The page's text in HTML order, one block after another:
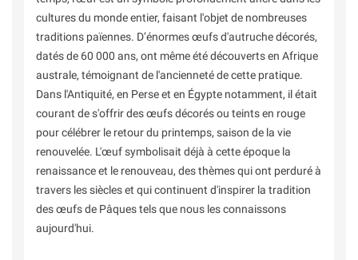
cultures du monde entier, faisant l'objet de nombreuses
traditions païennes. D’énormes œufs d'autruche décorés,
datés de 60 000 ans, ont même été découverts en Afrique
australe, témoignant de l'ancienneté de cette pratique.
Dans l'Antiquité, en Perse et en Égypte notamment, il était
courant de s'offrir des œufs décorés ou teints en rouge
pour célébrer le retour du printemps, saison de la vie
renouvelée. L'œuf symbolisait déjà à cette époque la
renaissance et le renouveau, des thèmes qui ont perduré à
travers les siècles et qui continuent d'inspirer la tradition
des œufs de Pâques tels que nous les connaissons
aujourd'hui.